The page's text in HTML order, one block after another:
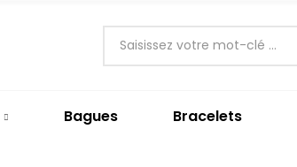
Bagues Bracelets